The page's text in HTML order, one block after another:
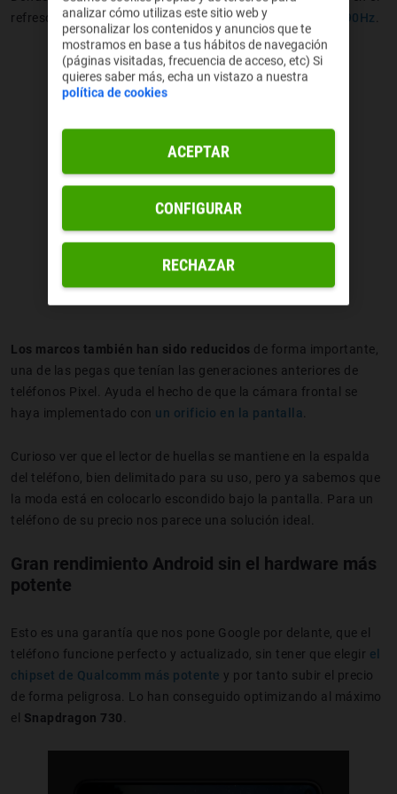
refresco de pantalla ya queno cuenta con los deseados 90Hz
Los marcos también han sido reducidos de forma importante,
una de las pegas que tenían las generaciones anteriores de
teléfonos Pixel. Ayuda el hecho de que la cámara frontal se
haya implementado con un orificio en la pantalla.
Curioso ver que el lector de huellas se mantiene en la espalda
del teléfono, bien delimitado para su uso, pero ya sabemos que
la moda está en colocarlo escondido bajo la pantalla. Para un
teléfono de su precio nos parece una solución ideal.
Gran rendimiento Android sin el hardware más
potente
Esto es una garantía que nos pone Google por delante, que el
teléfono funcione perfecto y actualizado, sin tener que elegir el
chipset de Qualcomm más potente y por tanto subir el precio
de forma peligrosa. Lo han conseguido optimizando al máximo
el Snapdragon 730.
analizar cómo utilizas este sitio web y
personalizar los contenidos y anuncios que te
mostramos en base a tus hábitos de navegación
(páginas visitadas, frecuencia de acceso, etc) Si
quieres saber más, echa un vistazo a nuestra
política de cookies
RECHAZAR
ACEPTAR
CONFIGURAR